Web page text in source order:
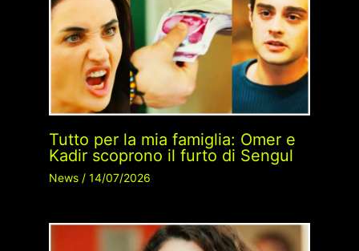
Tutto per la mia famiglia: Omer e
Kadir scoprono il furto di Sengul
News/ 14/07/2026